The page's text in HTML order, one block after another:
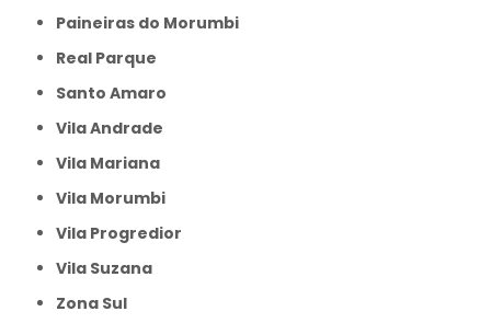
Paineiras do Morumbi
Real Parque
Santo Amaro
Vila Andrade
Vila Mariana
Vila Morumbi
Vila Progredior
Vila Suzana
Zona Sul